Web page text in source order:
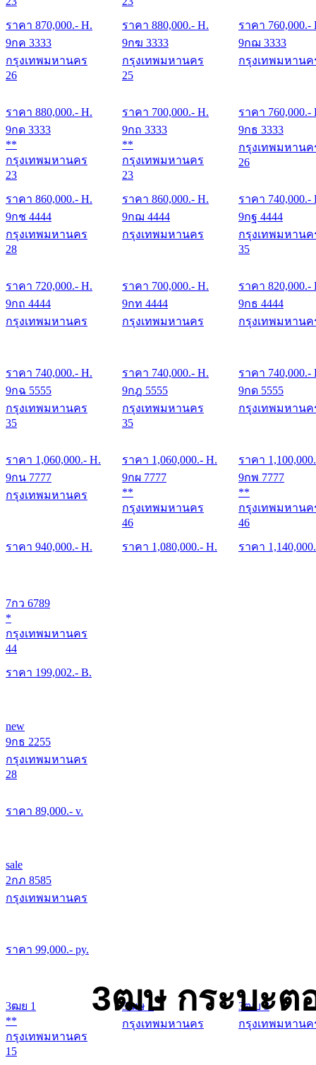
ราคา 870,000.- H.
ราคา 880,000.- H. ราคา 760,000.-
9กค 3333
กรุงเทพมหานคร
26
ราคา 880,000.- H.
9กฆ 3333
กรุงเทพมหานคร
25
ราคา 700,000.- H.
9กฌ 3333
กรุงเทพมหานค
ราคา 760,000.-
9กด 3333
**
กรุงเทพมหานคร
23
ราคา 860,000.- H.
9กถ 3333
**
กรุงเทพมหานคร
23
ราคา 860,000.- H.
9กธ 3333
กรุงเทพมหานค
26
ราคา 740,000.-
9กช 4444
กรุงเทพมหานคร
28
ราคา 720,000.- H.
9กฌ 4444
กรุงเทพมหานคร
ราคา 700,000.- H.
9กฐ 4444
กรุงเทพมหานค
35
ราคา 820,000.-
9กถ 4444
กรุงเทพมหานคร
ราคา 740,000.- H.
9กท 4444
กรุงเทพมหานคร
ราคา 740,000.- H.
9กธ 4444
กรุงเทพมหานค
ราคา 740,000.-
9กฉ 5555
กรุงเทพมหานคร
35
ราคา 1,060,000.- H.
9กฎ 5555
กรุงเทพมหานคร
35
ราคา 1,060,000.- H.
9กด 5555
กรุงเทพมหานค
ราคา 1,100,000
9กน 7777
กรุงเทพมหานคร
ราคา 940,000.- H.
9กผ 7777
**
กรุงเทพมหานคร
46
ราคา 1,080,000.- H.
9กพ 7777
**
กรุงเทพมหานค
46
ราคา 1,140,000
7กว 6789
*
กรุงเทพมหานคร
44
ราคา 199,002.- B.
new
9กธ 2255
กรุงเทพมหานคร
28
ราคา 89,000.- v.
sale
2กภ 8585
กรุงเทพมหานคร
ราคา 99,000.- py.
3ฒษ กระบะต
3ฒย 1
**
กรุงเทพมหานคร
15
3ฒษ 1
กรุงเทพมหานคร
3ฒบ 3
กรุงเทพมหานค